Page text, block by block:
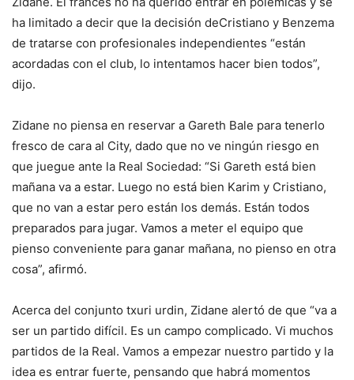
ha limitado a decir que la decisión deCristiano y Benzema
de tratarse con profesionales independientes “están
acordadas con el club, lo intentamos hacer bien todos”,
dijo.
Zidane no piensa en reservar a Gareth Bale para tenerlo
fresco de cara al City, dado que no ve ningún riesgo en
que juegue ante la Real Sociedad: “Si Gareth está bien
mañana va a estar. Luego no está bien Karim y Cristiano,
que no van a estar pero están los demás. Están todos
preparados para jugar. Vamos a meter el equipo que
pienso conveniente para ganar mañana, no pienso en otra
cosa”, afirmó.
Acerca del conjunto txuri urdin, Zidane alertó de que “va a
ser un partido difícil. Es un campo complicado. Vi muchos
partidos de la Real. Vamos a empezar nuestro partido y la
idea es entrar fuerte, pensando que habrá momentos